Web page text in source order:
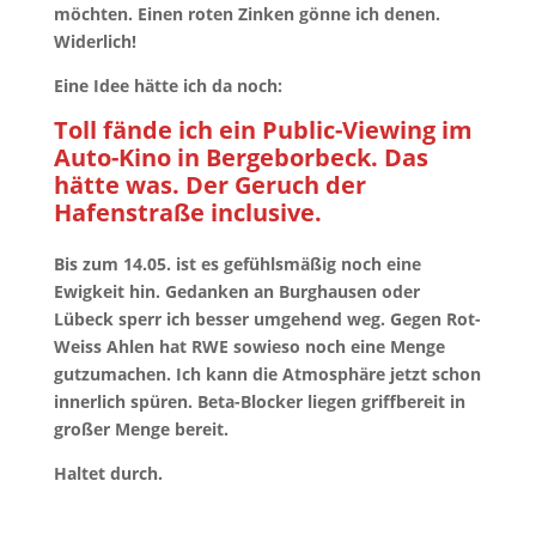
möchten. Einen roten Zinken gönne ich denen.
Widerlich!
Eine Idee hätte ich da noch:
Toll fände ich ein Public-Viewing im
Auto-Kino in Bergeborbeck. Das
hätte was. Der Geruch der
Hafenstraße inclusive.
Bis zum 14.05. ist es gefühlsmäßig noch eine
Ewigkeit hin. Gedanken an Burghausen oder
Lübeck sperr ich besser umgehend weg. Gegen Rot-
Weiss Ahlen hat RWE sowieso noch eine Menge
gutzumachen. Ich kann die Atmosphäre jetzt schon
innerlich spüren. Beta-Blocker liegen griffbereit in
großer Menge bereit.
Haltet durch.